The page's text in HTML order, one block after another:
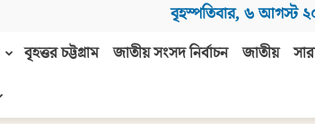
বৃহস্পতিবার, ৬ আগস্ট
বৃহত্তর চট্টগ্রাম জাতীয় সংসদ নির্বাচন জাতীয়